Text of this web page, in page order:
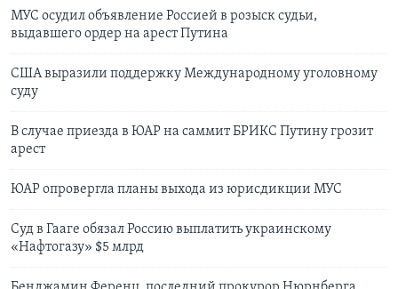
МУС осудил объявление Россией в розыск судьи,
выдавшего ордер на арест Путина
США выразили поддержку Международному уголовному
суду
В случае приезда в ЮАР на саммит БРИКС Путину грозит
арест
ЮАР опровергла планы выхода из юрисдикции МУС
Суд в Гааге обязал Россию выплатить украинскому
«Нафтогазу» $5 млрд